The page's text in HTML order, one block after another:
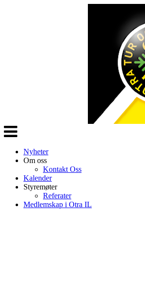
Veksle
navigasjon
Nyheter
Om oss
Kontakt Oss
Kalender
Styremøter
Referater
Medlemskap i Otra IL